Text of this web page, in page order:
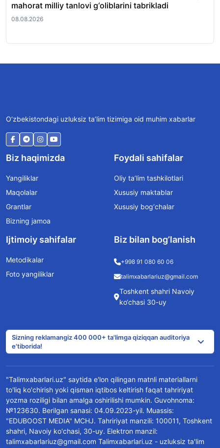
mahorat milliy tanlovi g‘oliblarini tabrikladi
08.08.2026
O‘zbekistondagi uzluksiz ta’lim tizimiga oid muhim xabarlar
Biz haqimizda
Yangiliklar
Maqolalar
Grantlar
Bizning jamoa
Foydali sahifalar
Oliy ta’lim tashkilotlari
Xususiy maktablar
Xususiy bog‘chalar
Ijtimoiy sahifalar
Metodikalar
Foto yangiliklar
Biz bilan bog’lanish
+998 91 080 60 06
talimxabarlariuz@gmail.com
Toshkent shahri Navoiy
ko‘chasi 30-uy
Sizning reklamangiz 400 000+ ta'limga qiziqqan auditoriya
e'tiborida!
"Talimxabarlari.uz" saytida e'lon qilingan matnli materiallarni
to'liq ko'chirish yoki qisman iqtibos keltirish faqat tahririyat
yozma roziligi bilan amalga oshirilishi mumkin. Guvohnoma:
№123630. Berilgan sanasi: 04.09.2023-yil. Muassis:
"EDUBOOST MEDIA" MCHJ. Tahririyat manzili: 100011, Toshkent
shahri, Navoiy ko'chasi, 30-uy. Elektron manzil:
talimxabarlariuz@gmail.com Talimxabarlari.uz - uzluksiz ta'lim